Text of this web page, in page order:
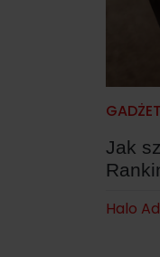
Jak
Halo